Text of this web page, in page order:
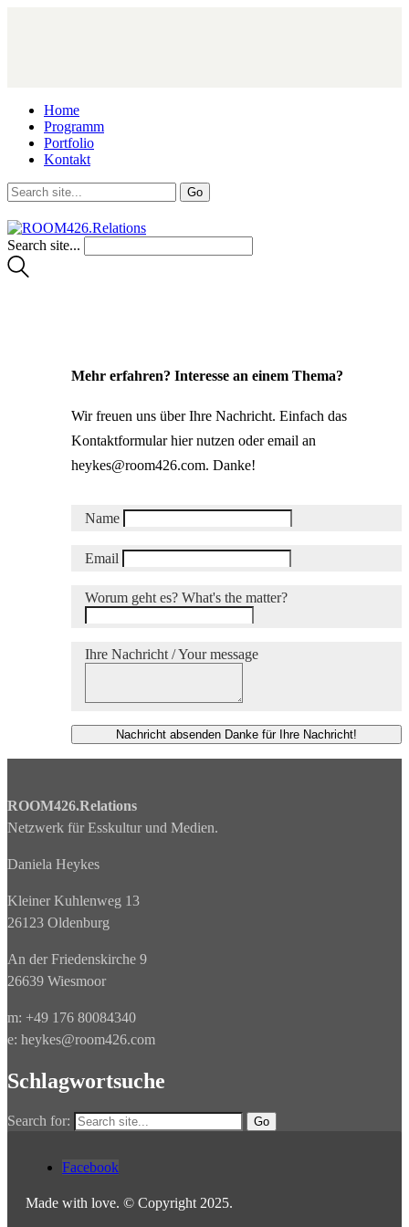
Home
Programm
Portfolio
Kontakt
Search site...
Mehr erfahren? Interesse an einem Thema?
Wir freuen uns über Ihre Nachricht. Einfach das
Kontaktformular hier nutzen oder email an
heykes@room426.com. Danke!
Name
Email
Worum geht es? What's the matter?
Ihre Nachricht / Your message
Nachricht absenden Danke für Ihre Nachricht!
ROOM426.Relations
Netzwerk für Esskultur und Medien.
Daniela Heykes
Kleiner Kuhlenweg 13
26123 Oldenburg
An der Friedenskirche 9
26639 Wiesmoor
m: +49 176 80084340
e: heykes@room426.com
Schlagwortsuche
Search for:
Facebook
Made with love. © Copyright 2025.